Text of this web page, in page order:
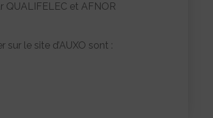
QUALIFELEC et AFNOR
le site d’AUXO sont :